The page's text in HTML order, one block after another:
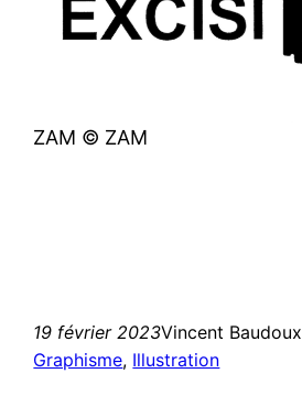
ZAM © ZAM
19 février 2023Vincent Baudoux
Graphisme, Illustration